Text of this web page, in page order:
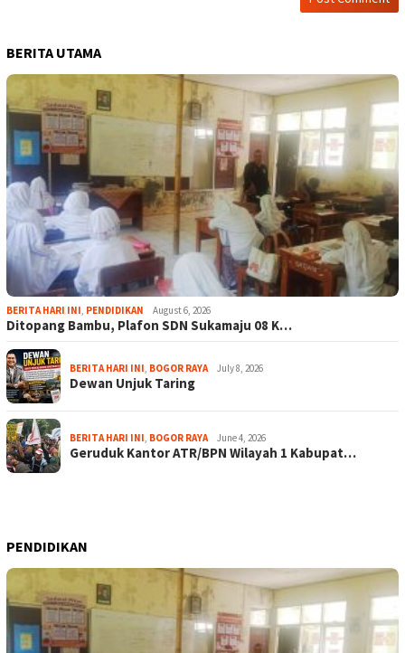
BERITA UTAMA
BERITA HARI INI, PENDIDIKAN August 6, 2026
Ditopang Bambu, Plafon SDN Sukamaju 08 K…
BERITA HARI INI, BOGOR RAYA July 8, 2026
Dewan Unjuk Taring
BERITA HARI INI, BOGOR RAYA June 4, 2026
Geruduk Kantor ATR/BPN Wilayah 1 Kabupat…
PENDIDIKAN